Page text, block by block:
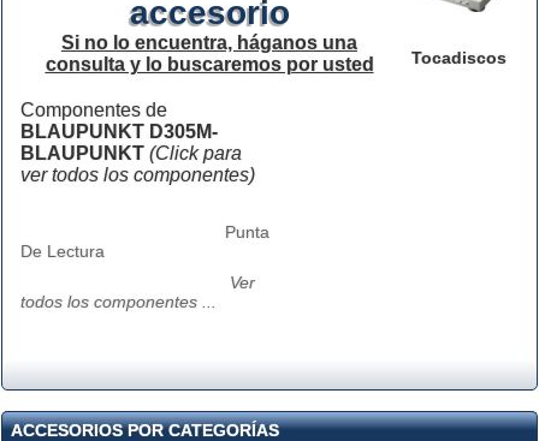
Tocadiscos
accesorio
Si no lo encuentra, háganos una
consulta y lo buscaremos por usted
Componentes de
BLAUPUNKT D305M-
BLAUPUNKT (Click para
ver todos los componentes)
Punta
De Lectura
Ver
todos los componentes ...
ACCESORIOS POR CATEGORÍAS